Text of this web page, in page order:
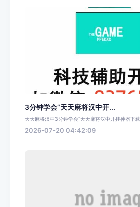
3分钟学会“天天麻将汉中开...
天天麻将汉中3分钟学会“天天麻将汉中开挂神器下
2026-07-20 04:42:09